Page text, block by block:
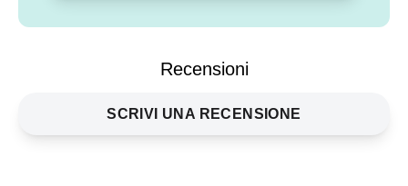
Recensioni
SCRIVI UNA RECENSIONE
Condividievento